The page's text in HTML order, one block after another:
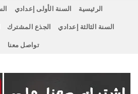
الرئيسية السنة الأولى إعدادي
السنة الثالثة إعدادي الجذع المشترك
تواصل معنا